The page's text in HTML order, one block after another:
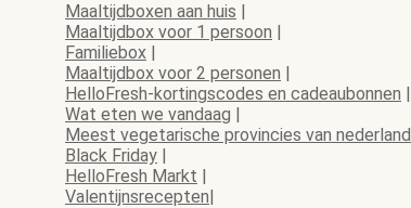
Maaltijdboxen aan huis |
Maaltijdbox voor 1 persoon |
Familiebox |
Maaltijdbox voor 2 personen |
HelloFresh-kortingscodes en cadeaubonnen |
Wat eten we vandaag |
Meest vegetarische provincies van nederland
Black Friday |
HelloFresh Markt |
Valentijnsrecepten|